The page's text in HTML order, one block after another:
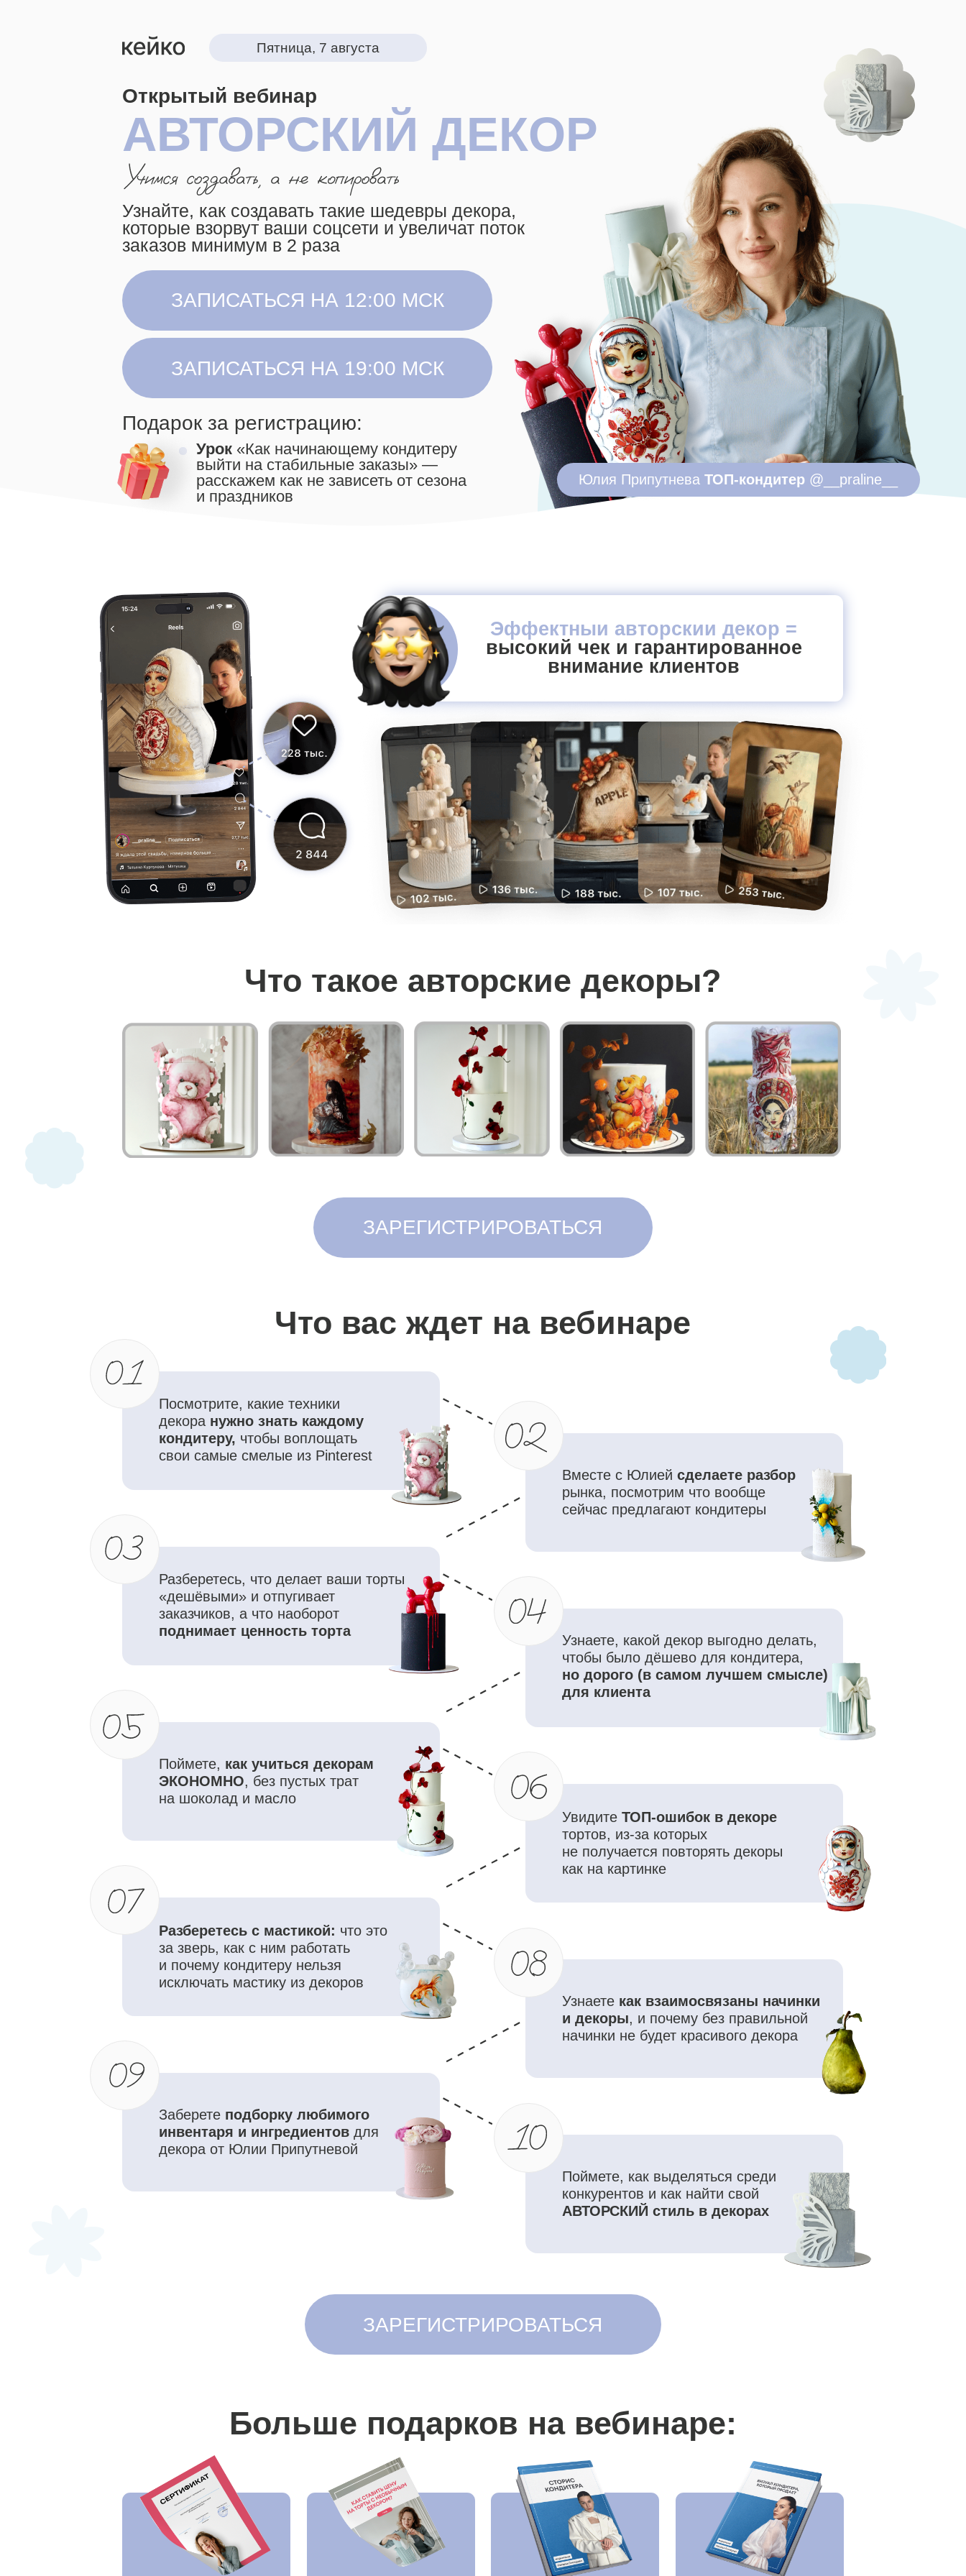
Открытый вебинар
АВТОРСКИЙ ДЕКОР
Узнайте, как создавать такие шедевры декора,
которые взорвут ваши соцсети и увеличат поток
заказов минимум в 2 раза
Подарок за регистрацию:
Урок«Как начинающему кондитеру
расскажем как не зависеть от сезона
и праздников
Юлия ПрипутневаТОП-кондитер@__praline__
Пятница, 7 августа
ЗАПИСАТЬСЯ НА 12:00 МСК
ЗАПИСАТЬСЯ НА 19:00 МСК
внимание клиентов
Что такое авторские декоры?
ЗАРЕГИСТРИРОВАТЬСЯ
Разберетесь, что делает ваши торты
«дешёвыми» и отпугивает
заказчиков, а что наоборот
поднимает ценность торта
Поймете,как учиться декорам
ЭКОНОМНО , без пустых трат
на шоколад и масло
Вместе с Юлией сделаете разбор
рынка, посмотрим что вообще
чтобы было дёшево для кондитера,
но дорого (в самом лучшем смысле)
для клиента
Увидите
тортов, из-за которых
не получается повторять декоры
как на картинке
Разберетесь с мастикой:что это
исключать мастику из декоров
Заберете
Узнаете
как взаимосвязаны начинки
и декоры
начинки не будет красивого декора
конкурентов и как найти свой
АВТОРСКИЙ стиль в декорах
ЗАРЕГИСТРИРОВАТЬСЯ
Гайд «Как считать
стоимость декора для
клиента»
Гайд «Как кондитеру
сторис»
Гайд «Продающий
визуал для соцсетей
кондитера»
Больше подарков на вебинаре:
Ведущая вебинара
Юлия Припутнева
6 лет развивается в кондитерском деле